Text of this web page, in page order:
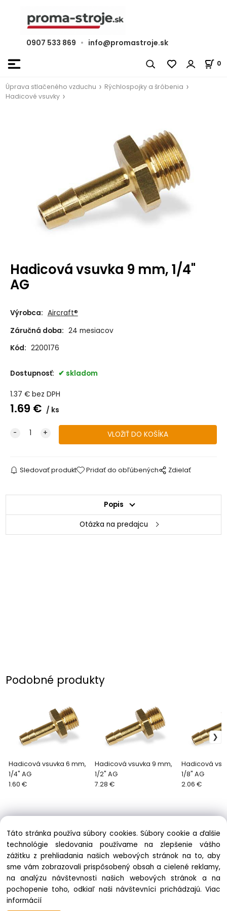
0907 533 869 • info@promastroje.sk
0
Úprava stlačeného vzduchu
Rýchlospojky a šróbenia
Hadicové vsuvky
Hadicová vsuvka 9 mm, 1/4"
AG
Výrobca: Aircraft®
Záručná doba: 24 mesiacov
Kód: 2200176
Dostupnosť: skladom
1.37 € bez DPH
1.69 € ks
Sledovať produkt Pridať do obľúbených Zdielať
Popis
Otázka na predajcu
Podobné produkty
Hadicová vsuvka 6 mm,
1/4" AG
1.60 €
Hadicová vsuvka 9 mm,
1/2" AG
7.28 €
Hadicová
1/8" AG
2.06 €
Informácie
Obchodné podmienky
Ochrana osobných údajov
Zásady cookies
Táto stránka používa súbory cookies. Súbory cookie a ďalšie
technológie sledovania používame na zlepšenie vášho
zážitku z prehliadania našich webových stránok na to, aby
sme vám zobrazovali prispôsobený obsah a cielené reklamy,
na analýzu návštevnosti našich webových stránok a na
pochopenie toho, odkiaľ naši návštevníci prichádzajú.Viac
informácií